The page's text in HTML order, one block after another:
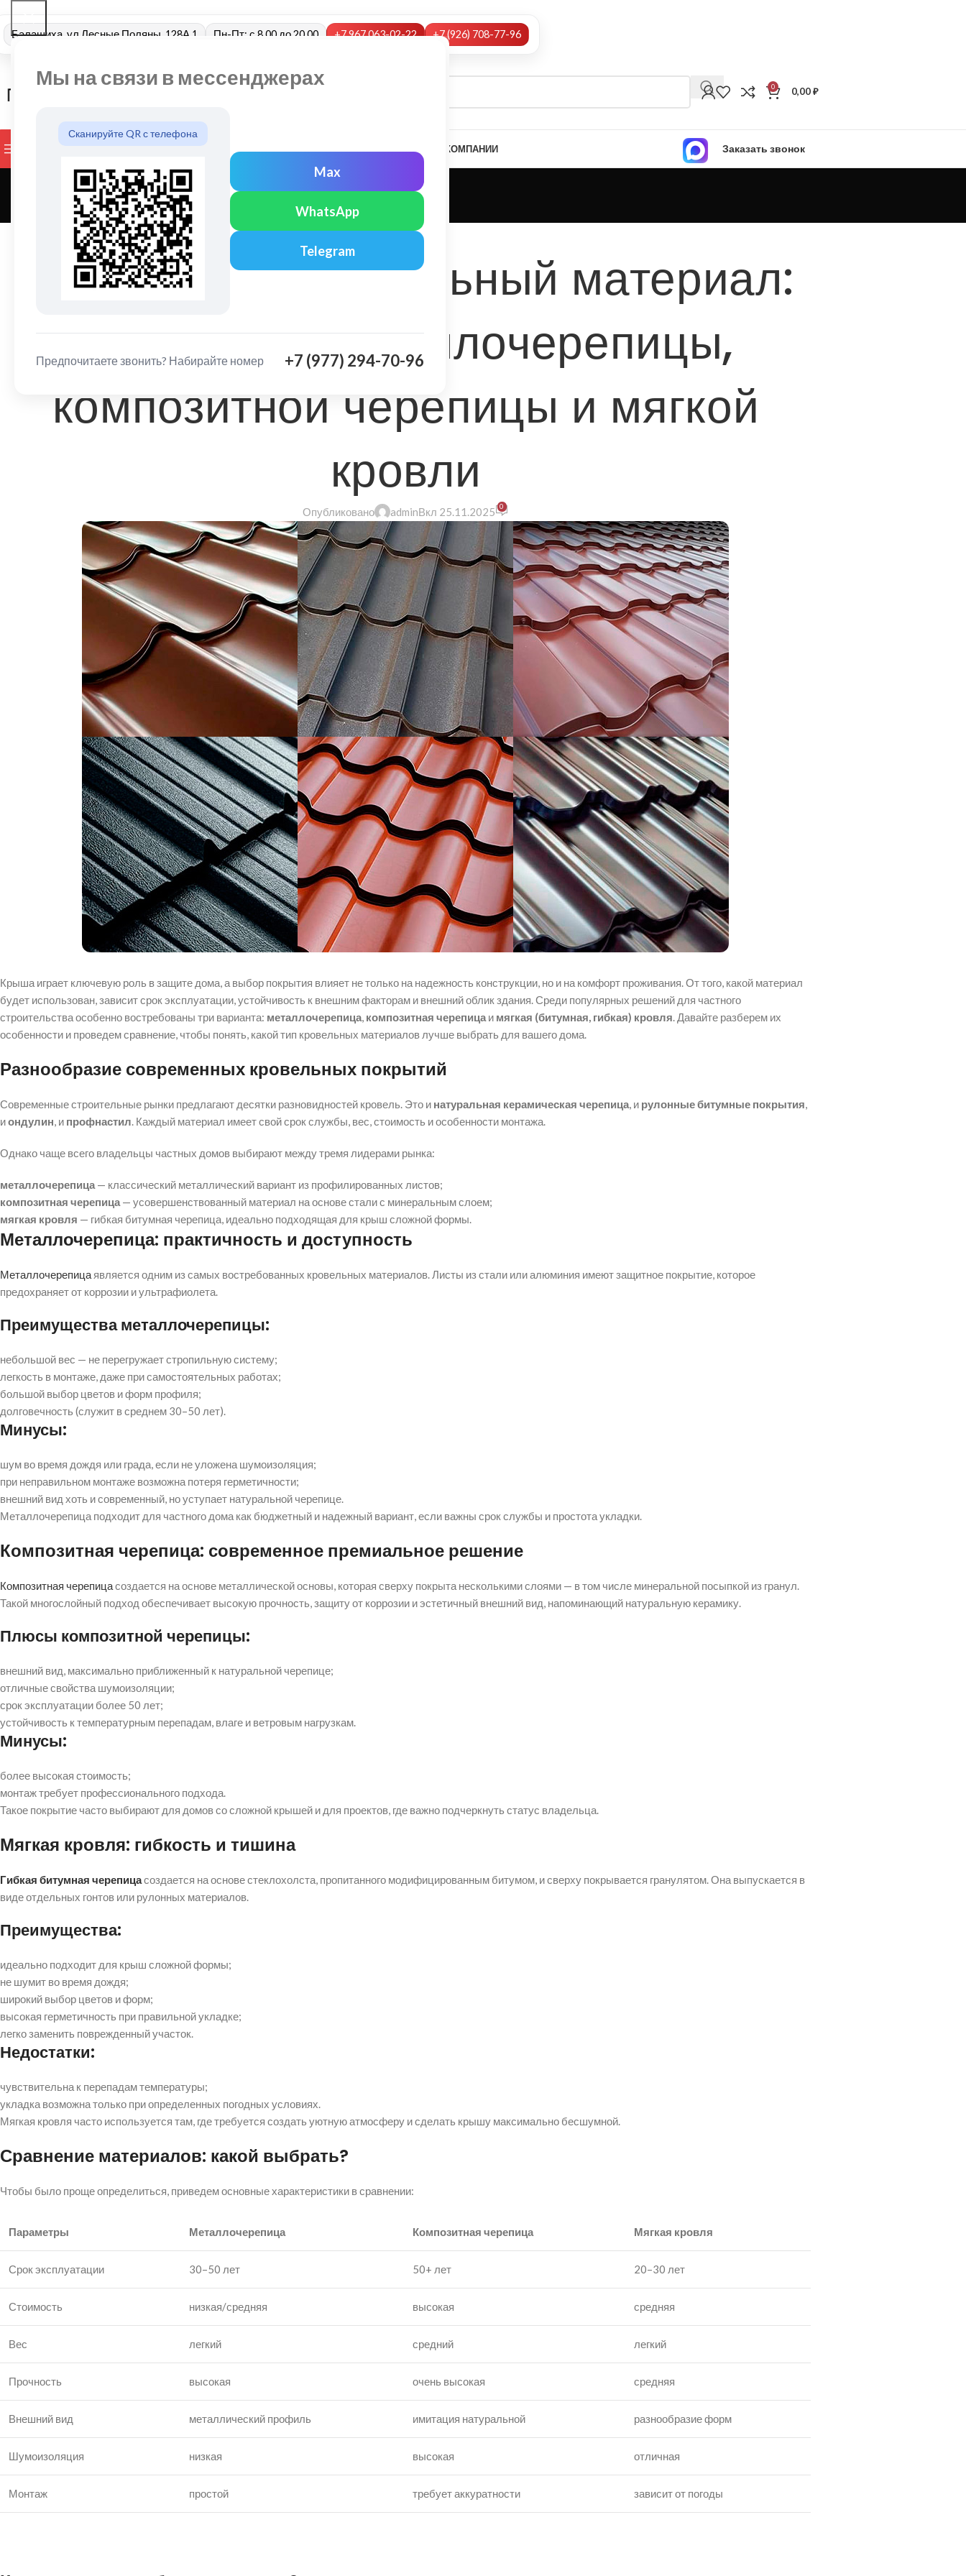
Мы на связи в мессенджерах
Сканируйте QR с телефона
Max
WhatsApp
Telegram
Предпочитаете звонить? Набирайте номер +7 (977) 294-70-96
Балашиха, ул Лесные Поляны, 128А 1 Пн-Пт: с 8.00 до 20.00 +7 967 063-02-22 +7 (926) 708-77-96
0 0,00₽
ПРОСМОТР КАТЕГОРИЙ БРЕНДЫ О КОМПАНИИ Заказать звонок
Блог
СТАТЬИ
Как выбрать кровельный материал:
сравнение металлочерепицы,
композитной черепицы и мягкой
кровли
Опубликовано adminВкл 25.11.2025 0
Крыша играет ключевую роль в защите дома, а выбор покрытия влияет не только на надежность конструкции, но и на комфорт проживания. От того, какой материал
будет использован, зависит срок эксплуатации, устойчивость к внешним факторам и внешний облик здания. Среди популярных решений для частного
строительства особенно востребованы три варианта: металлочерепица, композитная черепица и мягкая (битумная, гибкая) кровля. Давайте разберем их
особенности и проведем сравнение, чтобы понять, какой тип кровельных материалов лучше выбрать для вашего дома.
Разнообразие современных кровельных покрытий
Современные строительные рынки предлагают десятки разновидностей кровель. Это и натуральная керамическая черепица, и рулонные битумные покрытия,
иондулин, и профнастил. Каждый материал имеет свой срок службы, вес, стоимость и особенности монтажа.
Однако чаще всего владельцы частных домов выбирают между тремя лидерами рынка:
металлочерепица — классический металлический вариант из профилированных листов;
композитная черепица — усовершенствованный материал на основе стали с минеральным слоем;
мягкая кровля — гибкая битумная черепица, идеально подходящая для крыш сложной формы.
Металлочерепица: практичность и доступность
Металлочерепица является одним из самых востребованных кровельных материалов. Листы из стали или алюминия имеют защитное покрытие, которое
предохраняет от коррозии и ультрафиолета.
Преимущества металлочерепицы:
небольшой вес — не перегружает стропильную систему;
легкость в монтаже, даже при самостоятельных работах;
большой выбор цветов и форм профиля;
долговечность (служит в среднем 30–50 лет).
Минусы:
шум во время дождя или града, если не уложена шумоизоляция;
при неправильном монтаже возможна потеря герметичности;
внешний вид хоть и современный, но уступает натуральной черепице.
Металлочерепица подходит для частного дома как бюджетный и надежный вариант, если важны срок службы и простота укладки.
Композитная черепица: современное премиальное решение
Композитная черепицасоздается на основе металлической основы, которая сверху покрыта несколькими слоями — в том числе минеральной посыпкой из гранул.
Такой многослойный подход обеспечивает высокую прочность, защиту от коррозии и эстетичный внешний вид, напоминающий натуральную керамику.
Плюсы композитной черепицы:
внешний вид, максимально приближенный к натуральной черепице;
отличные свойства шумоизоляции;
срок эксплуатации более 50 лет;
устойчивость к температурным перепадам, влаге и ветровым нагрузкам.
Минусы:
более высокая стоимость;
монтаж требует профессионального подхода.
Такое покрытие часто выбирают для домов со сложной крышей и для проектов, где важно подчеркнуть статус владельца.
Мягкая кровля: гибкость и тишина
Гибкая битумная черепицасоздается на основе стеклохолста, пропитанного модифицированным битумом, и сверху покрывается гранулятом. Она выпускается в
виде отдельных гонтов или рулонных материалов.
Преимущества:
идеально подходит для крыш сложной формы;
не шумит во время дождя;
широкий выбор цветов и форм;
высокая герметичность при правильной укладке;
легко заменить поврежденный участок.
Недостатки:
чувствительна к перепадам температуры;
укладка возможна только при определенных погодных условиях.
Мягкая кровля часто используется там, где требуется создать уютную атмосферу и сделать крышу максимально бесшумной.
Сравнение материалов: какой выбрать?
Чтобы было проще определиться, приведем основные характеристики в сравнении:
Параметры Металлочерепица Композитная черепица Мягкая кровля
Срок эксплуатации 30–50 лет 50+ лет 20–30 лет
Стоимость низкая/средняя высокая средняя
Вес легкий средний легкий
Прочность высокая очень высокая средняя
Внешний вид металлический профиль имитация натуральной разнообразие форм
Шумоизоляция низкая высокая отличная
Монтаж простой требует аккуратности зависит от погоды